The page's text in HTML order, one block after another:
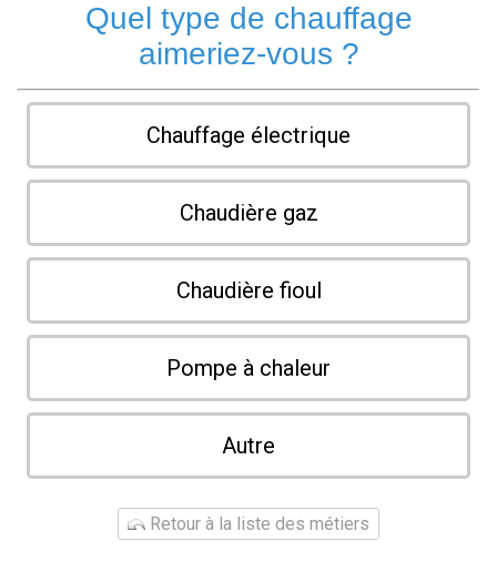
Quel type de chauffage
aimeriez-vous ?
Chauffage électrique
Chaudière gaz
Chaudière fioul
Pompe à chaleur
Autre
Retour à la liste des métiers